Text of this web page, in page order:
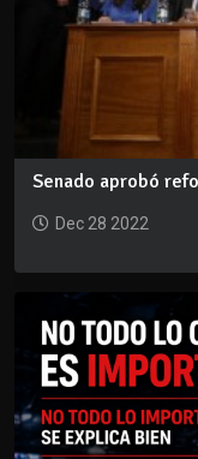
Senado aprobó
Dec 28 2022